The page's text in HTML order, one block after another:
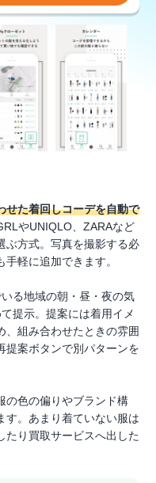
せた着回しコーデを自動で
やUNIQLO、ZARAなど
ぶ方式。写真を撮影する必
軽に追加できます。
る地域の朝・昼・夜の気
提示。提案には着用イメ
、組み合わせたときの雰囲
提案ボタンで別パターンを
の色の偏りやブランド構
す。あまり着ていない服は
たり買取サービスへ出した